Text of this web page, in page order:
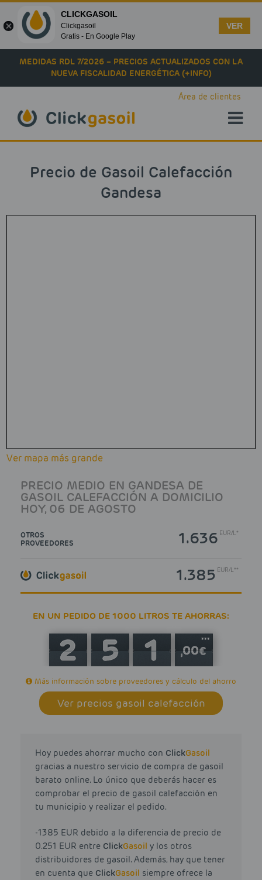
Skip to main content
MEDIDAS RDL 7/2026 – PRECIOS ACTUALIZADOS CON LA
NUEVA FISCALIDAD ENERGÉTICA (+INFO)
Área de clientes
Precio de Gasoil Calefacción
Gandesa
Ver mapa más grande
PRECIO MEDIO EN GANDESA DE
GASOIL CALEFACCIÓN A DOMICILIO
HOY, 06 DE AGOSTO
OTROS
PROVEEDORES
1.636EUR/L*
1.385EUR/L**
EN UN PEDIDO DE 1000 LITROS TE AHORRAS:
***
Más información sobre proveedores y cálculo del ahorro
Ver precios gasoil calefacción
Hoy puedes ahorrar mucho con ClickGasoil
gracias a nuestro servicio de compra de gasoil
barato online. Lo único que deberás hacer es
comprobar el precio de gasoil calefacción en
tu municipio y realizar el pedido.
-1385 EUR debido a la diferencia de precio de
0.251 EUR entre ClickGasoil y los otros
distribuidores de gasoil. Además, hay que tener
en cuenta que ClickGasoil siempre ofrece la
CLICKGASOIL
Clickgasoil
Gratis - En Google Play
VER